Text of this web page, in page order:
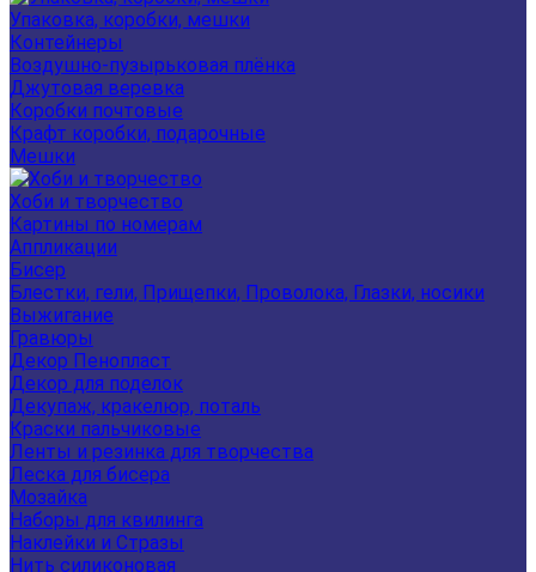
Упаковка, коробки, мешки
Контейнеры
Воздушно-пузырьковая плёнка
Джутовая веревка
Коробки почтовые
Крафт коробки, подарочные
Мешки
Хоби и творчество
Картины по номерам
Аппликации
Бисер
Блестки, гели, Прищепки, Проволока, Глазки, носики
Выжигание
Гравюры
Декор Пенопласт
Декор для поделок
Декупаж, кракелюр, поталь
Краски пальчиковые
Ленты и резинка для творчества
Леска для бисера
Мозайка
Наборы для квилинга
Наклейки и Стразы
Нить силиконовая